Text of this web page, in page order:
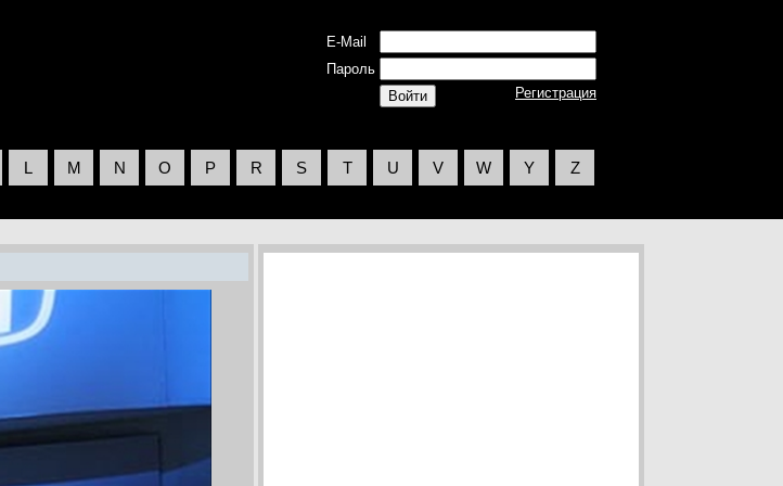
E-Mail
Пароль
Регистрация
L M N O P R S T U V W Y Z